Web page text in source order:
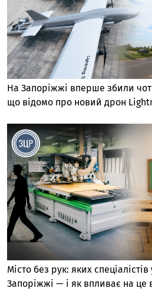
На Запоріжжі вперше збили
що відомо про новий дрон
Місто без рук: яких
Запоріжжі — і як впливає на це